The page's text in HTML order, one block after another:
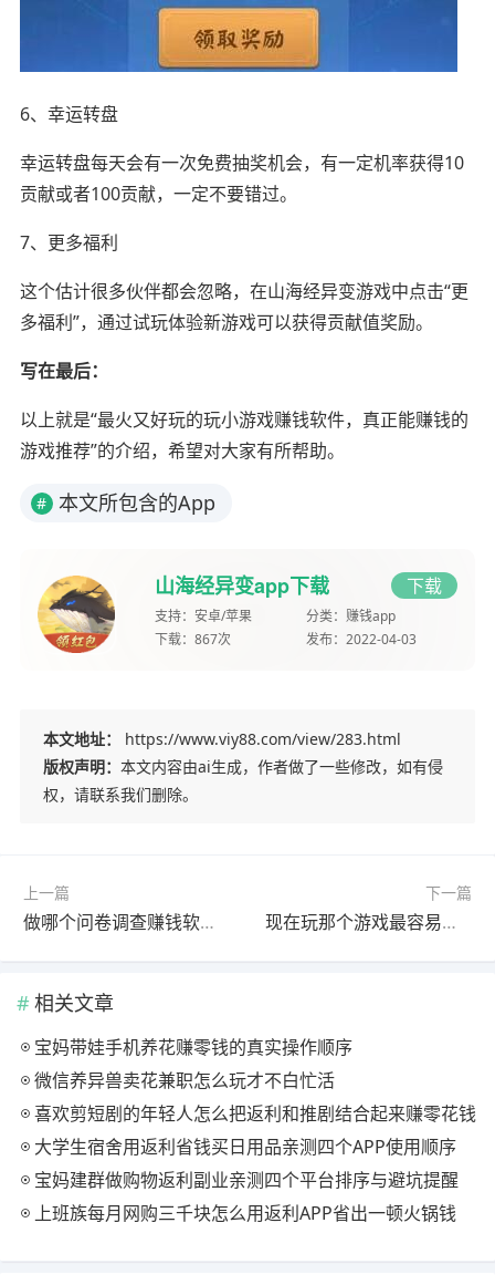
6、幸运转盘
幸运转盘每天会有一次免费抽奖机会，有一定机率获得10
贡献或者100贡献，一定不要错过。
7、更多福利
这个估计很多伙伴都会忽略，在山海经异变游戏中点击“更
多福利”，通过试玩体验新游戏可以获得贡献值奖励。
写在最后：
以上就是“最火又好玩的玩小游戏赚钱软件，真正能赚钱的
游戏推荐”的介绍，希望对大家有所帮助。
# 本文所包含的App
山海经异变app下载 下载
支持： 安卓/苹果 分类： 赚钱app
下载： 867次 发布： 2022-04-03
本文地址：
https://www.viy88.com/view/283.html
版权声明： 本文内容由ai生成，作者做了一些修改，如有侵
权，请联系我们删除。
上一篇
做哪个问卷调查赚钱软件好？推荐个最赚钱的给你
下一篇
现在玩那个游戏最容易赚钱？推荐山海经异变
相关文章
宝妈带娃手机养花赚零钱的真实操作顺序
微信养异兽卖花兼职怎么玩才不白忙活
喜欢剪短剧的年轻人怎么把返利和推剧结合起来赚零花钱
大学生宿舍用返利省钱买日用品亲测四个APP使用顺序
宝妈建群做购物返利副业亲测四个平台排序与避坑提醒
上班族每月网购三千块怎么用返利APP省出一顿火锅钱